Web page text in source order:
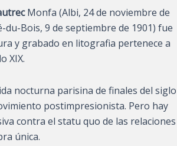
Monfa (Albi, 24 de noviembre de
Bois, 9 de septiembre de 1901) fue
y grabado en litografia pertenece a
XIX.
nocturna parisina de finales del siglo
postimpresionista. Pero hay
contra el statu quo de las relaciones
única.